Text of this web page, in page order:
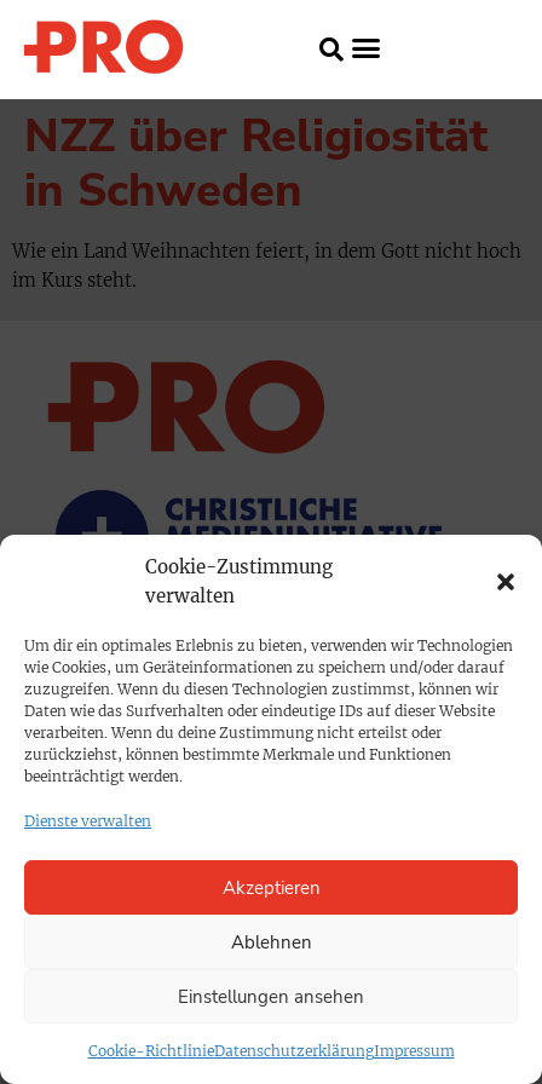
Cookie-Zustimmung
verwalten
Um dir ein optimales Erlebnis zu bieten, verwenden wir Technologien
wie Cookies, um Geräteinformationen zu speichern und/oder darauf
zuzugreifen. Wenn du diesen Technologien zustimmst, können wir
Daten wie das Surfverhalten oder eindeutige IDs auf dieser Website
verarbeiten. Wenn du deine Zustimmung nicht erteilst oder
zurückziehst, können bestimmte Merkmale und Funktionen
beeinträchtigt werden.
Dienste verwalten
Akzeptieren
Ablehnen
Einstellungen ansehen
Cookie-RichtlinieDatenschutzerklärungImpressum
NZZ über Religiosität
in Schweden
Wie ein Land Weihnachten feiert, in dem Gott nicht hoch
im Kurs steht.
PRINTAUSGABE
Mediadaten
PROKOMPAKT
SPENDEN
Datenschutz